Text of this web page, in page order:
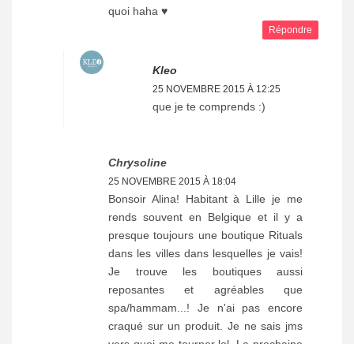
quoi haha ♥
Répondre
Kleo
25 NOVEMBRE 2015 À 12:25
que je te comprends :)
Chrysoline
25 NOVEMBRE 2015 À 18:04
Bonsoir Alina! Habitant à Lille je me
rends souvent en Belgique et il y a
presque toujours une boutique Rituals
dans les villes dans lesquelles je vais!
Je trouve les boutiques aussi
reposantes et agréables que
spa/hammam...! Je n'ai pas encore
craqué sur un produit. Je ne sais jms